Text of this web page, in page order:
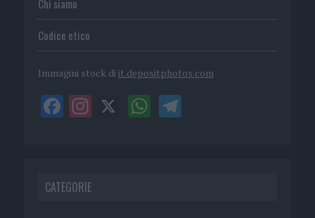
Chi siamo
Codice etico
Immagini stock di it.depositphotos.com
CATEGORIE